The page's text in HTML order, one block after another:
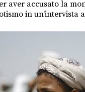
aver accusato la
in un'intervista